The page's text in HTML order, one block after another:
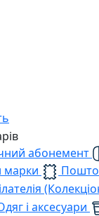
абонемент
марки
і аксесуари